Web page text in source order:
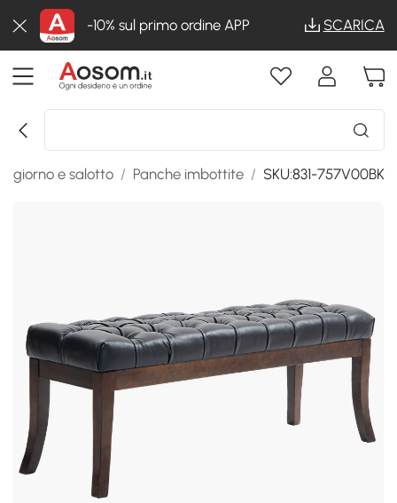
-10% sul primo ordine APP SCARICA
e salotto / Panche imbottite / SKU:831-757V00BK